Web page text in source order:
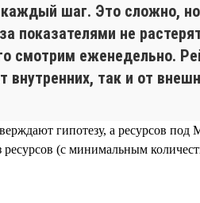
шаг. Это сложно,
показателями не
смотрим еженедельно.
так и от
гипотезу, а ресурсов
ресурсов (с минимальным